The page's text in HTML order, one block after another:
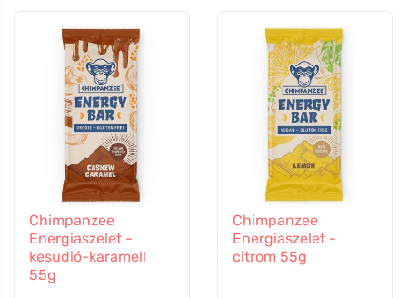
Chimpanzee
Energiaszelet -
kesudió-karamell
55g
Chimpanzee
Energiaszelet -
citrom 55g